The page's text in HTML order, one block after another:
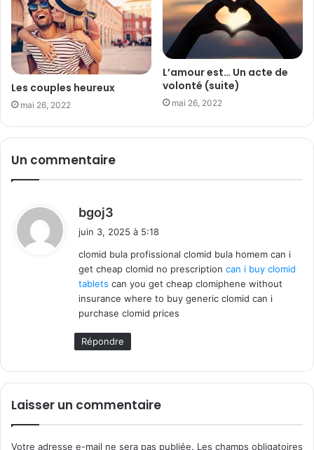
Les couples heureux
mai 26, 2022
L’amour est… Un acte de
volonté (suite)
mai 26, 2022
Un commentaire
bgoj3
i
:
juin 3, 2025 à 5:18
clomid bula profissional clomid bula homem can i
get cheap clomid no prescription can i buy clomid
tablets can you get cheap clomiphene without
insurance where to buy generic clomid can i
purchase clomid prices
Répondre
Laisser un commentaire
Votre adresse e-mail ne sera pas publiée. Les champs obligatoires